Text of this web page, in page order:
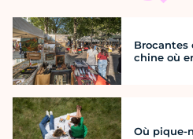
Brocantes
chine où
Où pique-